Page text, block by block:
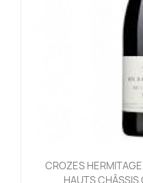
CROZES
HAUTS